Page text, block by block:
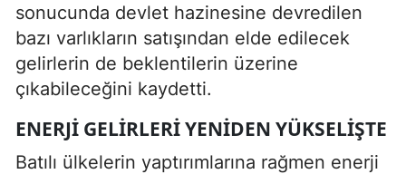
sonucunda devlet hazinesine devredilen
bazı varlıkların satışından elde edilecek
gelirlerin de beklentilerin üzerine
çıkabileceğini kaydetti.
ENERJI GELIRLERI YENIDEN YÜKSELIŞTE
Batılı ülkelerin yaptırımlarına rağmen enerji